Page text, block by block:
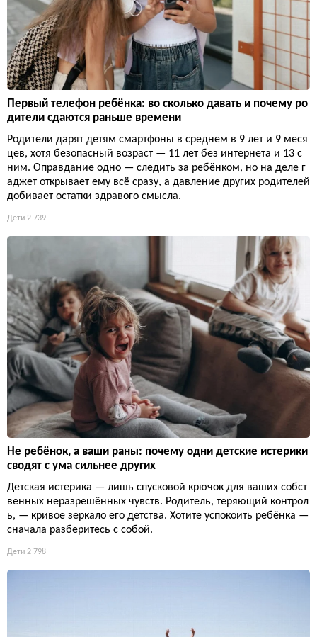
Первый телефон ребёнка: во сколько давать и почему ро
дители сдаются раньше времени
Родители дарят детям смартфоны в среднем в 9 лет и 9 меся
цев, хотя безопасный возраст — 11 лет без интернета и 13 с
ним. Оправдание одно — следить за ребёнком, но на деле г
аджет открывает ему всё сразу, а давление других родителей
добивает остатки здравого смысла.
Дети 2 739
Не ребёнок, а ваши раны: почему одни детские истерики
сводят с ума сильнее других
Детская истерика — лишь спусковой крючок для ваших собст
венных неразрешённых чувств. Родитель, теряющий контрол
ь, — кривое зеркало его детства. Хотите успокоить ребёнка —
сначала разберитесь с собой.
Дети 2 798